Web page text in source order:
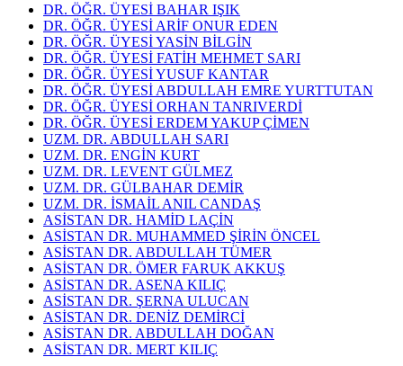
DR. ÖĞR. ÜYESİ BAHAR IŞIK
DR. ÖĞR. ÜYESİ ARİF ONUR EDEN
DR. ÖĞR. ÜYESİ YASİN BİLGİN
DR. ÖĞR. ÜYESİ FATİH MEHMET SARI
DR. ÖĞR. ÜYESİ YUSUF KANTAR
DR. ÖĞR. ÜYESİ ABDULLAH EMRE YURTTUTAN
DR. ÖĞR. ÜYESİ ORHAN TANRIVERDİ
DR. ÖĞR. ÜYESİ ERDEM YAKUP ÇİMEN
UZM. DR. ABDULLAH SARI
UZM. DR. ENGİN KURT
UZM. DR. LEVENT GÜLMEZ
UZM. DR. GÜLBAHAR DEMİR
UZM. DR. İSMAİL ANIL CANDAŞ
ASİSTAN DR. HAMİD LAÇİN
ASİSTAN DR. MUHAMMED ŞİRİN ÖNCEL
ASİSTAN DR. ABDULLAH TÜMER
ASİSTAN DR. ÖMER FARUK AKKUŞ
ASİSTAN DR. ASENA KILIÇ
ASİSTAN DR. ŞERNA ULUCAN
ASİSTAN DR. DENİZ DEMİRCİ
ASİSTAN DR. ABDULLAH DOĞAN
ASİSTAN DR. MERT KILIÇ